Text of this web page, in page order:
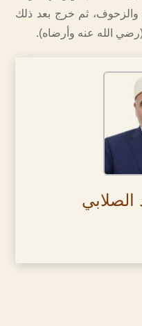
والزحوف، ثم خرج بعد ذلك
(رضي الله عنه وأرضاه).